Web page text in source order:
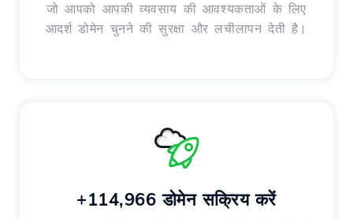
जो आपको आपकी व्यवसाय की आवश्यकताओं के लिए
आदर्श डोमेन चुनने की सुरक्षा और लचीलापन देती है।
+114,966 डोमेन सक्रिय करें